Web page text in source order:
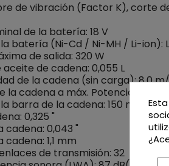
de vibración (Factor K), corte
de la batería: 18 V
batería (Ni-Cd / Ni-MH / Li-ion):
de salida: 320 W
de cadena: 0,055 L
de la cadena (sin carga): 8,0
la cadena a máx. Potencia: 8,0 m/s
barra de la cadena: 150 mm (6")
0,325 "
cadena: 0,043 "
1,1 mm
de transmisión: 32